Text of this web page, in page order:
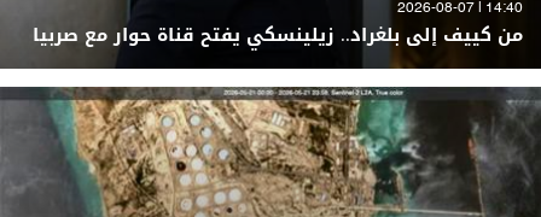
14:40 | 2026-08-07
من كييف إلى بلغراد.. زيلينسكي يفتح قناة حوار مع صربيا